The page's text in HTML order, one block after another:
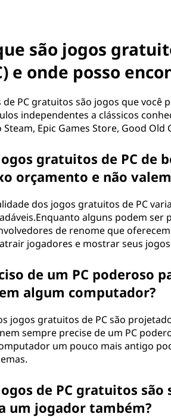
são jogos
e onde posso
de PC gratuitos são jogos que
independentes a clássicos
Steam, Epic Games Store, Good Old
gratuitos de PC de
orçamento e não
dos jogos gratuitos de PC
alguns podem
de renome que
jogadores e mostrar seus
de um PC poderoso
algum computador?
jogos gratuitos de PC são
sempre precise de um PC
um pouco mais antigo
de PC gratuitos
um jogador também?